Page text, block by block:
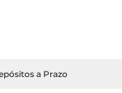
a Prazo